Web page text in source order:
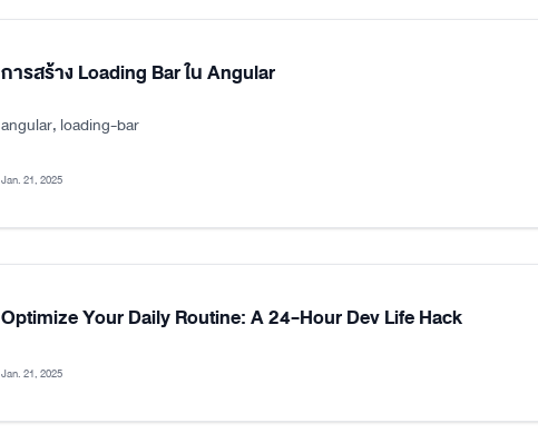
การสร้าง Loading Bar ใน Angular
angular, loading-bar
Jan. 21, 2025
Optimize Your Daily Routine: A 24-Hour Dev Life Hack
Jan. 21, 2025